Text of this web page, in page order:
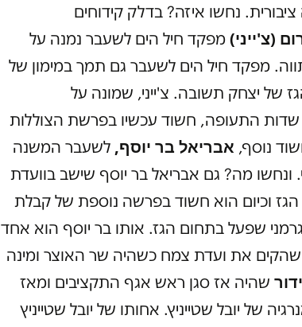
נחשו איזה? בדלק קידוחים
(צ'ייני) מפקד חיל הים לשעבר נמנה על
מפקד חיל הים לשעבר גם תמך במימון של
של יצחק תשובה. צ'ייני, שמונה על
שדות התעופה, חשוד עכשיו בפרשת הצוללות
נוסף, אבריאל בר יוסף, לשעבר המשנה
ונחשו מה? גם אבריאל בר יוסף שישב בוועדת
וכיום הוא חשוד בפרשה נוספת של קבלת
שפעל בתחום הגז. אותו בר יוסף הוא אחד
את ועדת צמח כשהיה שר האוצר ומינה
שהיה אז סגן ראש אגף התקציבים ומאז
של יובל שטייניץ. אחותו של יובל שטייניץ